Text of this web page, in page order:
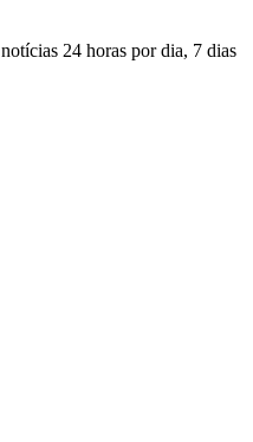
24 horas por dia, 7 dias